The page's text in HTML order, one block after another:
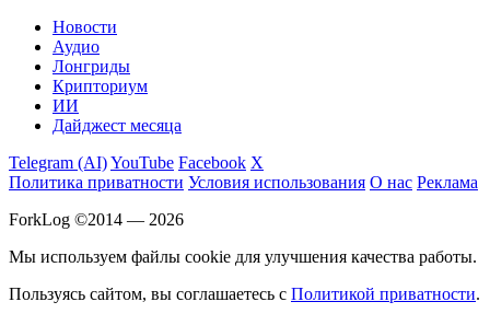
Новости
Аудио
Лонгриды
Крипториум
ИИ
Дайджест месяца
Telegram (AI)YouTube Facebook X
Политика приватности Условия использования О нас Реклама
ForkLog ©2014 — 2026
Мы используем файлы cookie для улучшения качества работы.
Пользуясь сайтом, вы соглашаетесь с Политикой приватности.